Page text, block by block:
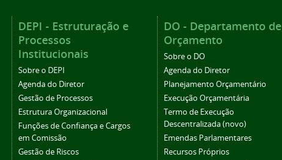
DEPI - Estruturação e
Processos
Institucionais
Sobre o DEPI
Agenda do Diretor
Gestão de Processos
Estrutura Organizacional
Funções de Confiança e Cargos
em Comissão
Gestão de Riscos
DO - Departamento de
Orçamento
Sobre o DO
Agenda do Diretor
Planejamento Orçamentário
Execução Orçamentária
Termo de Execução
Descentralizada (novo)
Emendas Parlamentares
Recursos Próprios